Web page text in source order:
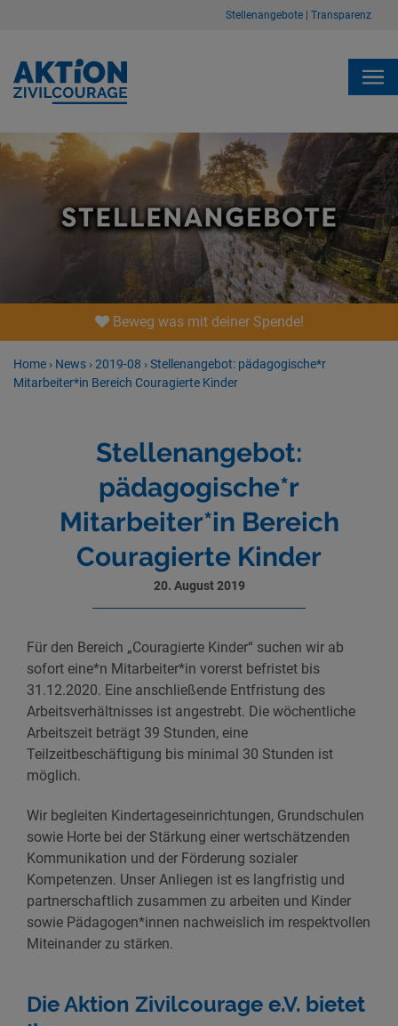
Stellenangebote Transparenz
Beweg was mit deiner Spende!
Home › News ›2019-08 ›Stellenangebot: pädagogische*r
Mitarbeiter*in Bereich Couragierte Kinder
Stellenangebot:
pädagogische*r
Mitarbeiter*in Bereich
Couragierte Kinder
20. August 2019
Für den Bereich „Couragierte Kinder“ suchen wir ab
sofort eine*n Mitarbeiter*in vorerst befristet bis
31.12.2020. Eine anschließende Entfristung des
Arbeitsverhältnisses ist angestrebt. Die wöchentliche
Arbeitszeit beträgt 39 Stunden, eine
Teilzeitbeschäftigung bis minimal 30 Stunden ist
möglich.
Wir begleiten Kindertageseinrichtungen, Grundschulen
sowie Horte bei der Stärkung einer wertschätzenden
Kommunikation und der Förderung sozialer
Kompetenzen. Unser Anliegen ist es langfristig und
partnerschaftlich zusammen zu arbeiten und Kinder
sowie Pädagogen*innen nachweislich im respektvollen
Miteinander zu stärken.
Die Aktion Zivilcourage e.V. bietet